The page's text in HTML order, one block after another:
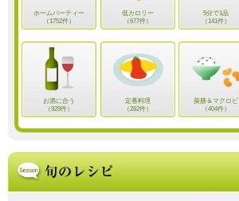
ホームパーティー
（1752件）
低カロリー
（677件）
5分で1品
（141件）
お酒に合う
（929件）
定番料理
（282件）
薬膳＆マクロビ
（404件）